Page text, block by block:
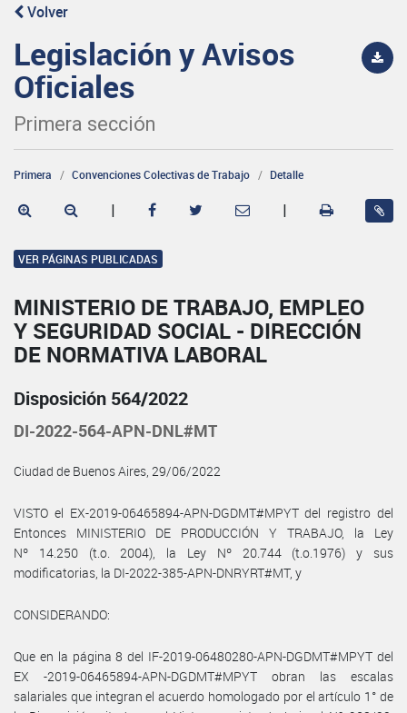
Volver
Legislación y Avisos
Oficiales
Primera sección
Primera Convenciones Colectivas de Trabajo Detalle
| |
VER PÁGINAS PUBLICADAS
MINISTERIO DE TRABAJO, EMPLEO
Y SEGURIDAD SOCIAL - DIRECCIÓN
DE NORMATIVA LABORAL
Disposición 564/2022
DI-2022-564-APN-DNL#MT
Ciudad de Buenos Aires, 29/06/2022
VISTO el EX-2019-06465894-APN-DGDMT#MPYT del registro del
Entonces MINISTERIO DE PRODUCCIÓN Y TRABAJO, la Ley
Nº 14.250 (t.o. 2004), la Ley Nº 20.744 (t.o.1976) y sus
modificatorias, la DI-2022-385-APN-DNRYRT#MT, y
CONSIDERANDO:
Que en la página 8 del IF-2019-06480280-APN-DGDMT#MPYT del
EX -2019-06465894-APN-DGDMT#MPYT obran las escalas
salariales que integran el acuerdo homologado por el artículo 1° de